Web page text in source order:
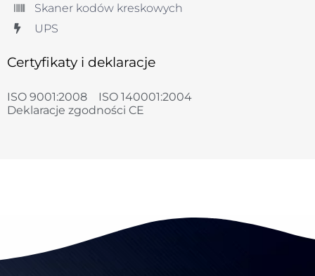
Skaner kodów kreskowych
UPS
Certyfikaty i deklaracje
ISO 9001:2008
ISO 140001:2004
Deklaracje zgodności CE